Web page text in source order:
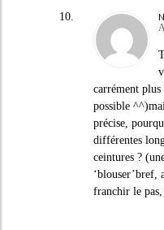
carrément plus
possible
précise,
différentes
ceintures ?
‘blouser’bref,
franchir le